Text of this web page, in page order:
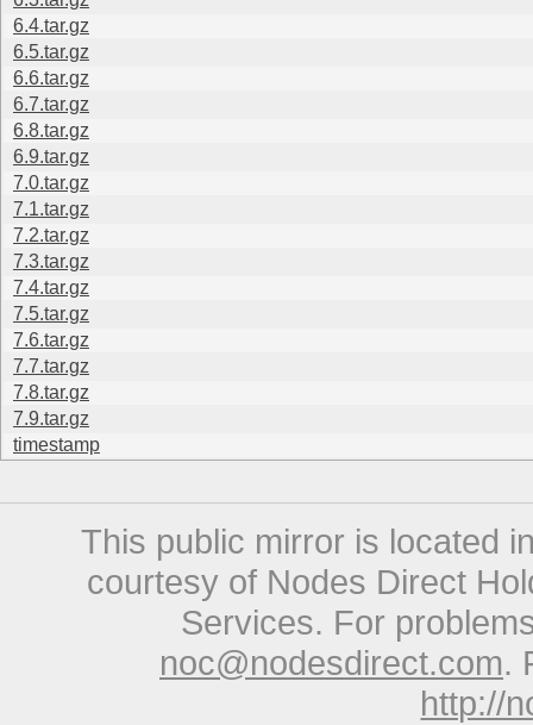
6.4.tar.gz
6.5.tar.gz
6.6.tar.gz
6.7.tar.gz
6.8.tar.gz
6.9.tar.gz
7.0.tar.gz
7.1.tar.gz
7.2.tar.gz
7.3.tar.gz
7.4.tar.gz
7.5.tar.gz
7.6.tar.gz
7.7.tar.gz
7.8.tar.gz
7.9.tar.gz
timestamp
This public mirror is located
courtesy of Nodes Direct
Services. For
noc@nodesdirect.com.
http://